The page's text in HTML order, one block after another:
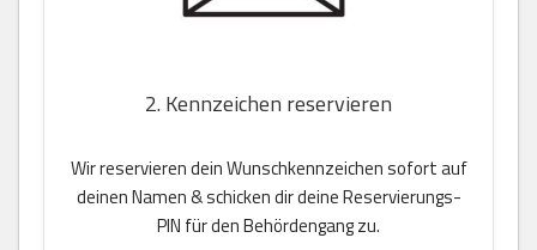
2. Kennzeichen reservieren
Wir reservieren dein Wunschkennzeichen sofort auf
deinen Namen & schicken dir deine Reservierungs-
PIN für den Behördengang zu.